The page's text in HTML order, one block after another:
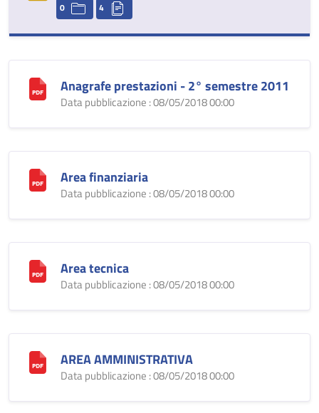
0 4
Anagrafe prestazioni - 2° semestre 2011
Data pubblicazione : 08/05/2018 00:00
Area finanziaria
Data pubblicazione : 08/05/2018 00:00
Area tecnica
Data pubblicazione : 08/05/2018 00:00
AREA AMMINISTRATIVA
Data pubblicazione : 08/05/2018 00:00